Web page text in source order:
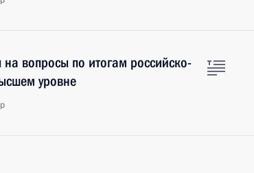
вопросы по итогам российско-
уровне